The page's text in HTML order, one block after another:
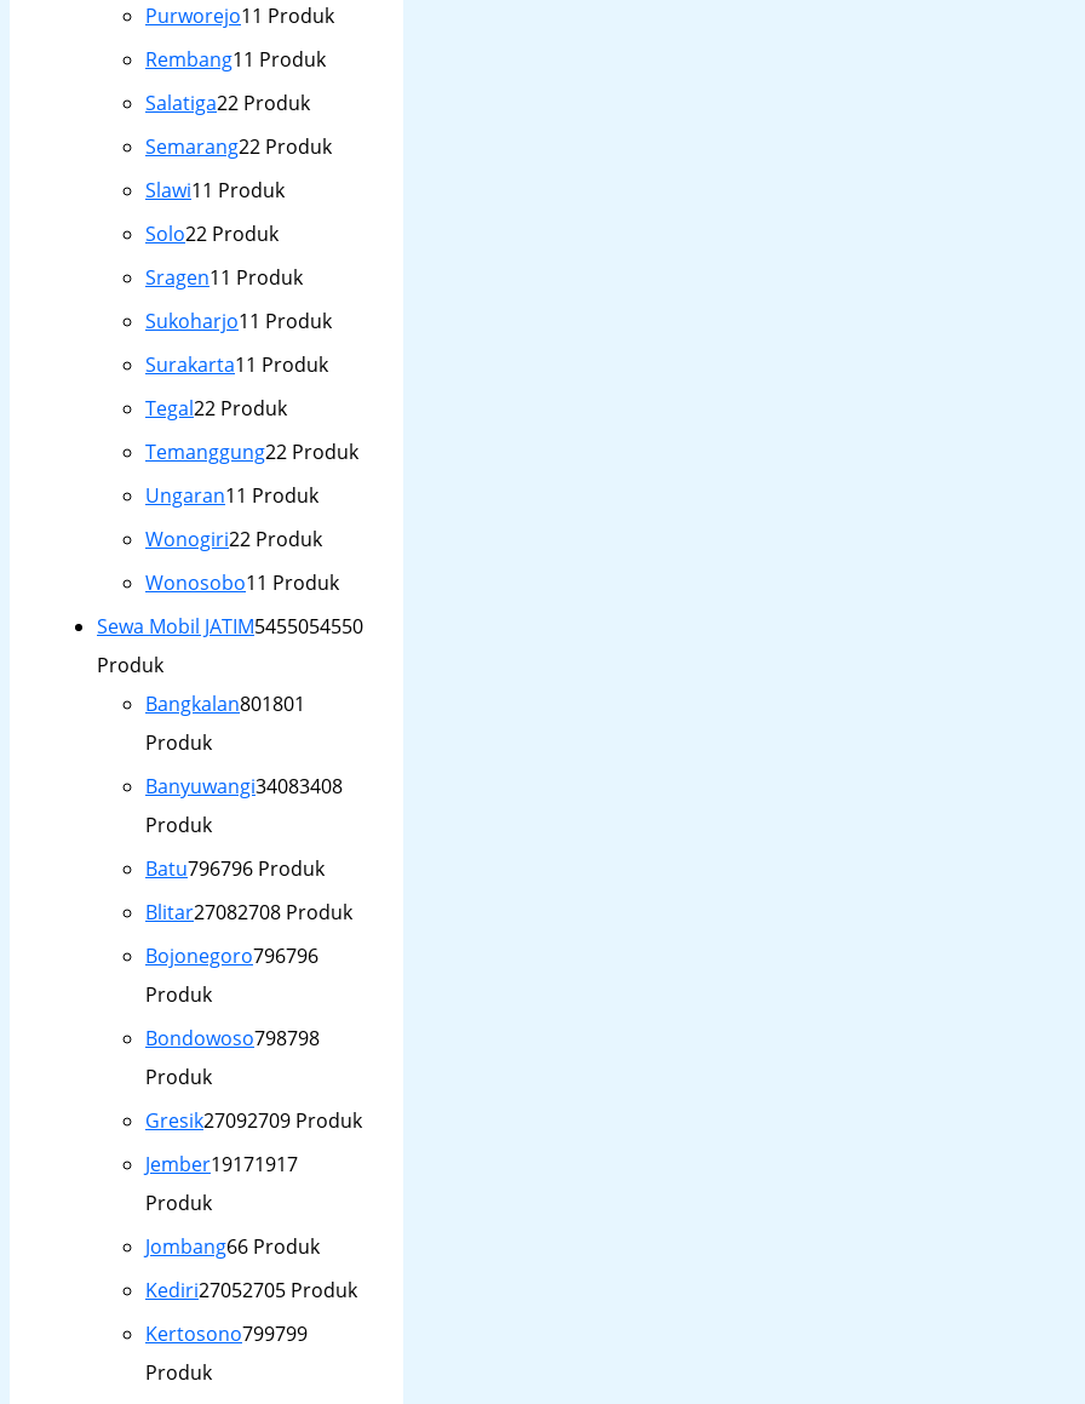
Purworejo11 Produk
Rembang11 Produk
Salatiga22 Produk
Semarang22 Produk
Slawi11 Produk
Solo22 Produk
Sragen11 Produk
Sukoharjo11 Produk
Surakarta11 Produk
Tegal22 Produk
Temanggung22 Produk
Ungaran11 Produk
Wonogiri22 Produk
Wonosobo11 Produk
Sewa Mobil JATIM5455054550
Produk
Bangkalan801801
Produk
Banyuwangi34083408
Produk
Batu796796 Produk
Blitar27082708 Produk
Bojonegoro796796
Produk
Bondowoso798798
Produk
Gresik27092709 Produk
Jember19171917
Produk
Jombang66 Produk
Kediri27052705 Produk
Kertosono799799
Produk